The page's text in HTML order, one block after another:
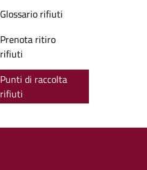
Glossario rifiuti
Prenota ritiro
rifiuti
Punti di raccolta
rifiuti